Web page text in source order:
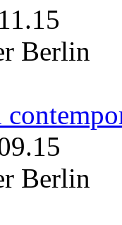
Berlin
Berlin